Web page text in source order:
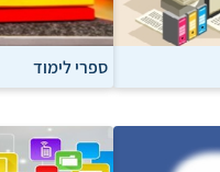
ספרי לימוד